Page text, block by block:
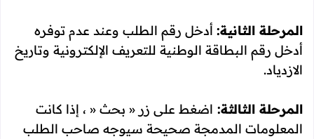
المرحلة الثانية: أدخل رقم الطلب وعند عدم توفره
أدخل رقم البطاقة الوطنية للتعريف الإلكترونية وتاريخ
الازدياد.
المرحلة الثالثة: اضغط على زر « بحث « ، إذا كانت
المعلومات المدمجة صحيحة سيوجه صاحب الطلب